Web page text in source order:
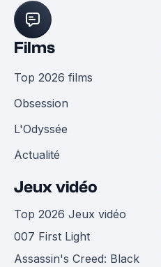
Films
Top 2026 films
Obsession
L'Odyssée
Actualité
Jeux vidéo
Top 2026 Jeux vidéo
007 First Light
Assassin's Creed: Black